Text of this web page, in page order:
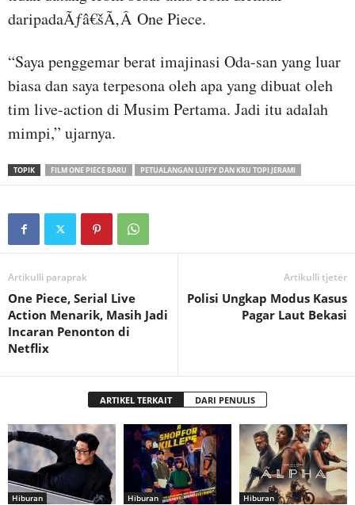
daripadaÃƒâ€šÃ‚Â One Piece.
“Saya penggemar berat imajinasi Oda-san yang luar
biasa dan saya terpesona oleh apa yang dibuat oleh
tim live-action di Musim Pertama. Jadi itu adalah
mimpi,” ujarnya.
TOPIK FILM ONE PIECE BARU PETUALANGAN LUFFY DAN KRU TOPI JERAMI
Artikulli paraprak
One Piece, Serial Live
Action Menarik, Masih Jadi
Incaran Penonton di
Netflix
Artikulli tjetër
Polisi Ungkap Modus Kasus
Pagar Laut Bekasi
ARTIKEL TERKAIT DARI PENULIS
Hiburan Hiburan Hiburan